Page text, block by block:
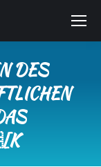
DES